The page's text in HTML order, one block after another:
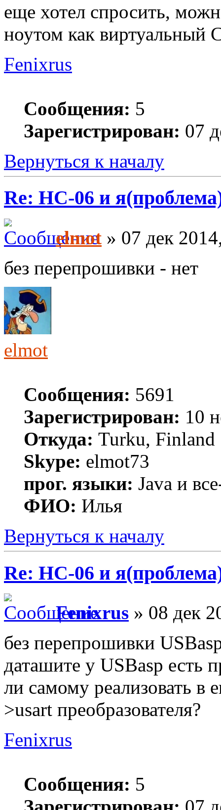
еще хотел спросить,
ноутом как виртуальный
Fenixrus
Сообщения: 5
Зарегистрирован: 07
Вернуться к началу
Re: HC-06 и
elmot » 07 дек
без перепрошивки - нет
elmot
Сообщения: 5691
Зарегистрирован: 10
Откуда: Turku, Finland
Skype: elmot73
прог. языки: Java и
ФИО: Илья
Вернуться к началу
Re: HC-06 и
Fenixrus » 08 дек
без перепрошивки
даташите у USBasp есть
ли самому реализовать
>usart преобразователя?
Fenixrus
Сообщения: 5